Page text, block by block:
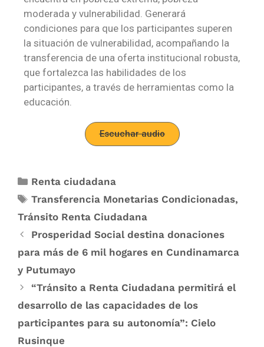
moderada y vulnerabilidad. Generará
condiciones para que los participantes superen
la situación de vulnerabilidad, acompañando la
transferencia de una oferta institucional robusta,
que fortalezca las habilidades de los
participantes, a través de herramientas como la
educación.
Escuchar audio
Renta ciudadana
Transferencia Monetarias Condicionadas,
Tránsito Renta Ciudadana
Prosperidad Social destina donaciones
para más de 6 mil hogares en Cundinamarca
y Putumayo
“Tránsito a Renta Ciudadana permitirá el
desarrollo de las capacidades de los
participantes para su autonomía”: Cielo
Rusinque